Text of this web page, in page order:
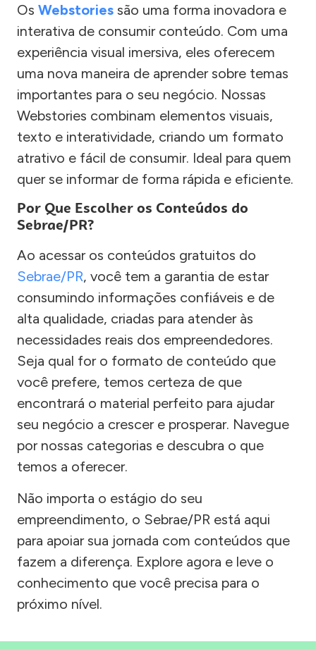
Os Webstories são uma forma inovadora e
interativa de consumir conteúdo. Com uma
experiência visual imersiva, eles oferecem
uma nova maneira de aprender sobre temas
importantes para o seu negócio. Nossas
Webstories combinam elementos visuais,
texto e interatividade, criando um formato
atrativo e fácil de consumir. Ideal para quem
quer se informar de forma rápida e eficiente.
Por Que Escolher os Conteúdos do
Sebrae/PR?
Ao acessar os conteúdos gratuitos do
Sebrae/PR, você tem a garantia de estar
consumindo informações confiáveis e de
alta qualidade, criadas para atender às
necessidades reais dos empreendedores.
Seja qual for o formato de conteúdo que
você prefere, temos certeza de que
encontrará o material perfeito para ajudar
seu negócio a crescer e prosperar. Navegue
por nossas categorias e descubra o que
temos a oferecer.
Não importa o estágio do seu
empreendimento, o Sebrae/PR está aqui
para apoiar sua jornada com conteúdos que
fazem a diferença. Explore agora e leve o
conhecimento que você precisa para o
próximo nível.